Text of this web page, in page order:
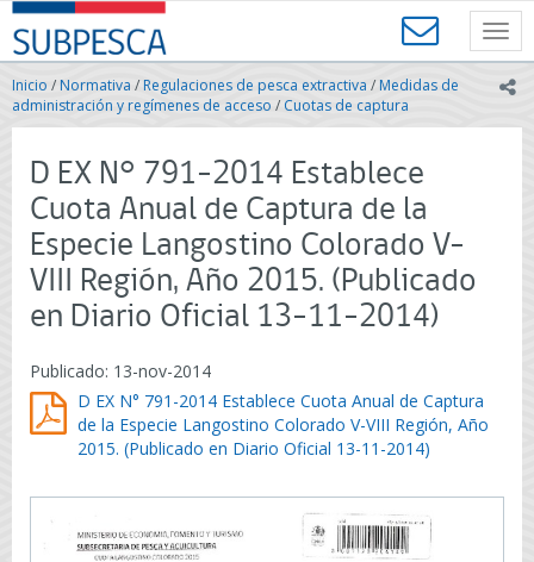
Contenido
principal
SUBPESCA
-
Subsecretaría
de
Pesca
Acuicultura
Gobierno
de
Chile
Inicio /Normativa / Regulaciones de pesca extractiva / Medidas de
administración y regímenes de acceso / Cuotas de captura
D EX N° 791-2014 Establece
Cuota Anual de Captura de la
Especie Langostino Colorado V-
VIII Región, Año 2015. (Publicado
en Diario Oficial 13-11-2014)
Publicado: 13-nov-2014
D EX N° 791-2014 Establece Cuota Anual de Captura
de la Especie Langostino Colorado V-VIII Región, Año
2015. (Publicado en Diario Oficial 13-11-2014)